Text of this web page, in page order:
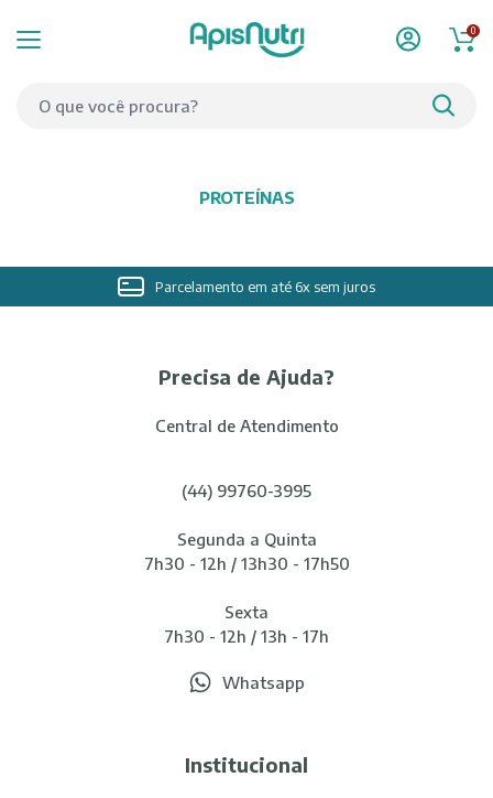
0
PROTEÍNAS
Parcelamento em até 6x sem juros
Precisa de Ajuda?
Central de Atendimento
(44) 99760-3995
Segunda a Quinta
7h30 - 12h / 13h30 - 17h50
Sexta
7h30 - 12h / 13h - 17h
Whatsapp
Institucional